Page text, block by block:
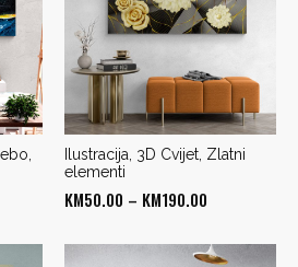
Ilustracija, 3D Cvijet, Zlatni
elementi
KM50.00 – KM190.00
KM50.00